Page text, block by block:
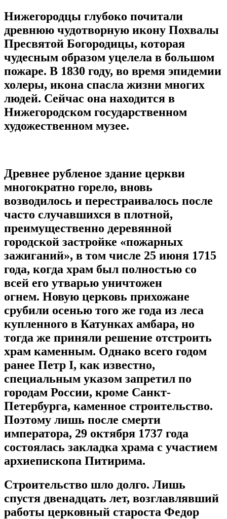
Нижегородцы глубоко почитали
древнюю чудотворную икону Похвалы
Пресвятой Богородицы, которая
чудесным образом уцелела в большом
пожаре. В 1830 году, во время эпидемии
холеры, икона спасла жизни многих
людей. Сейчас она находится в
Нижегородском государственном
художественном музее.
Древнее рубленое здание церкви
многократно горело, вновь
возводилось и перестраивалось после
часто случавшихся в плотной,
преимущественно деревянной
городской застройке «пожарных
зажиганий», в том числе 25 июня 1715
года, когда храм был полностью со
всей его утварью уничтожен
огнем. Новую церковь прихожане
срубили осенью того же года из леса
купленного в Катунках амбара, но
тогда же приняли решение отстроить
храм каменным. Однако всего годом
ранее Петр I, как известно,
специальным указом запретил по
городам России, кроме Санкт-
Петербурга, каменное строительство.
Поэтому лишь после смерти
императора, 29 октября 1737 года
состоялась закладка храма с участием
архиепископа Питирима.
Строительство шло долго. Лишь
спустя двенадцать лет, возглавлявший
работы церковный староста Федор